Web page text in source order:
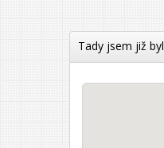
Tady jsem již byl